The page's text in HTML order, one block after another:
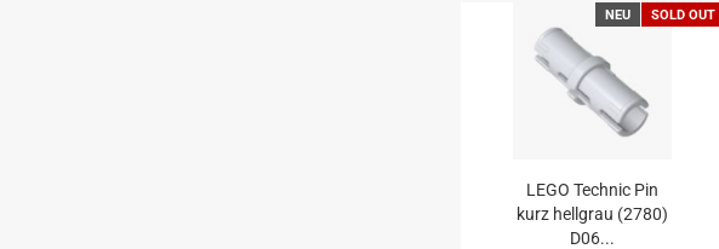
NEU SOLD OUT
LEGO Technic Pin
kurz hellgrau (2780)
D06...